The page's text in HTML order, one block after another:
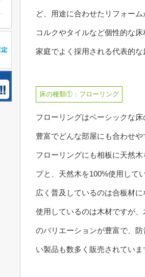
ど、用途に合わせたリフォーム
コルクやタイルなど個性的な
家庭でよく採用される代表的な
床の種類①：フローリング
フローリングはベーシックな
豊富でどんな部屋にも合わせや
フローリングにも相板に天然
プと、天然木を100%使用して
広く普及しているのは合板材に
使用しているのは木材ですが
のバリエーションが豊富で、
い製品も数多く販売されていま